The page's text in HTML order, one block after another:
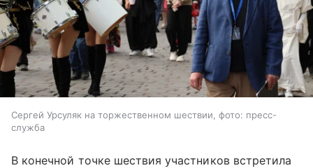
Сергей Урсуляк на торжественном шествии, фото: пресс-
служба
В конечной точке шествия участников встретила